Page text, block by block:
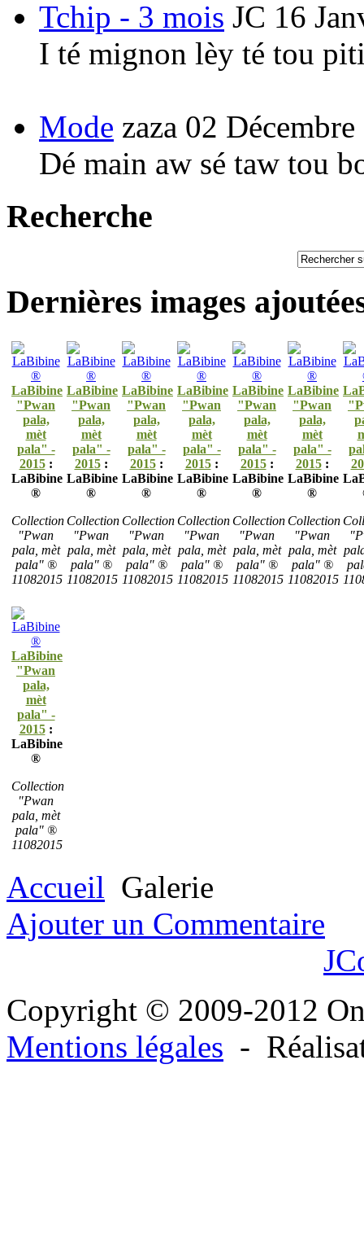
Tchip - 3 mois JC 16
I té mignon lèy té tou
Mode zaza 02
Dé main aw sé taw tou
Recherche
Dernières images
LaBibine
"Pwan
pala,
mèt
pala" -
2015:
LaBibine
®
Collection
"Pwan
pala, mèt
pala" ®
11082015
LaBibine
"Pwan
pala,
mèt
pala" -
2015:
LaBibine
®
Collection
"Pwan
pala, mèt
pala" ®
11082015
LaBibine
"Pwan
pala,
mèt
pala" -
2015:
LaBibine
®
Collection
"Pwan
pala, mèt
pala" ®
11082015
LaBibine
"Pwan
pala,
mèt
pala" -
2015:
LaBibine
®
Collection
"Pwan
pala, mèt
pala" ®
11082015
LaBibine
"Pwan
pala,
mèt
pala" -
2015:
LaBibine
®
Collection
"Pwan
pala, mèt
pala" ®
11082015
LaBibine
"Pwan
pala,
mèt
pala" -
2015:
LaBibine
®
Collection
"Pwan
pala, mèt
pala" ®
11082015
LaBibine
"Pwan
pala,
mèt
pala" -
2015:
LaBibine
®
Collection
"Pwan
pala, mèt
pala" ®
11082015
Accueil Galerie
Ajouter un Commentaire
Copyright © 2009-2012
Mentions légales -